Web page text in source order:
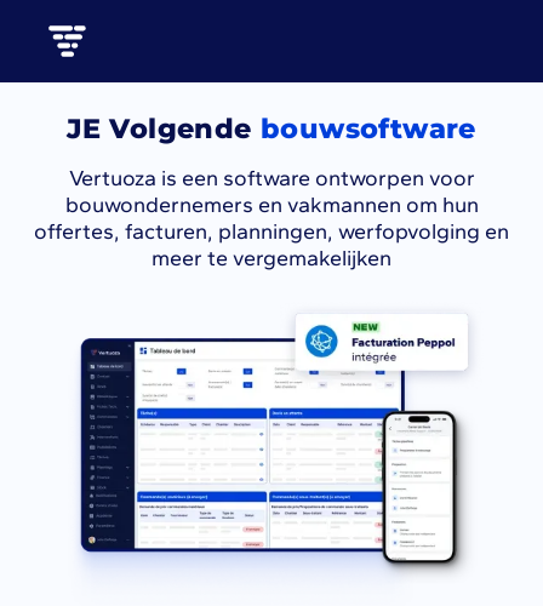
JE Volgende bouwsoftware
Vertuoza is een software ontworpen voor
bouwondernemers en vakmannen om hun
offertes, facturen, planningen, werfopvolging en
meer te vergemakelijken